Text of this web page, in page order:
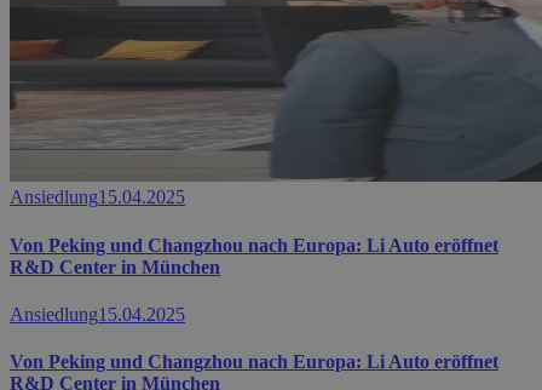
Ansiedlung15.04.2025
Von Peking und Changzhou nach Europa: Li Auto eröffnet
R&D Center in München
Ansiedlung15.04.2025
Von Peking und Changzhou nach Europa: Li Auto eröffnet
R&D Center in München